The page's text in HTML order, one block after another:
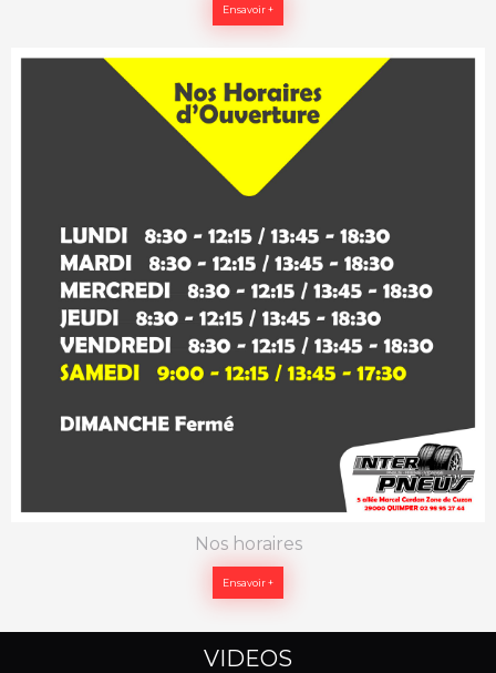
Ensavoir +
Nos horaires
Ensavoir +
VIDEOS